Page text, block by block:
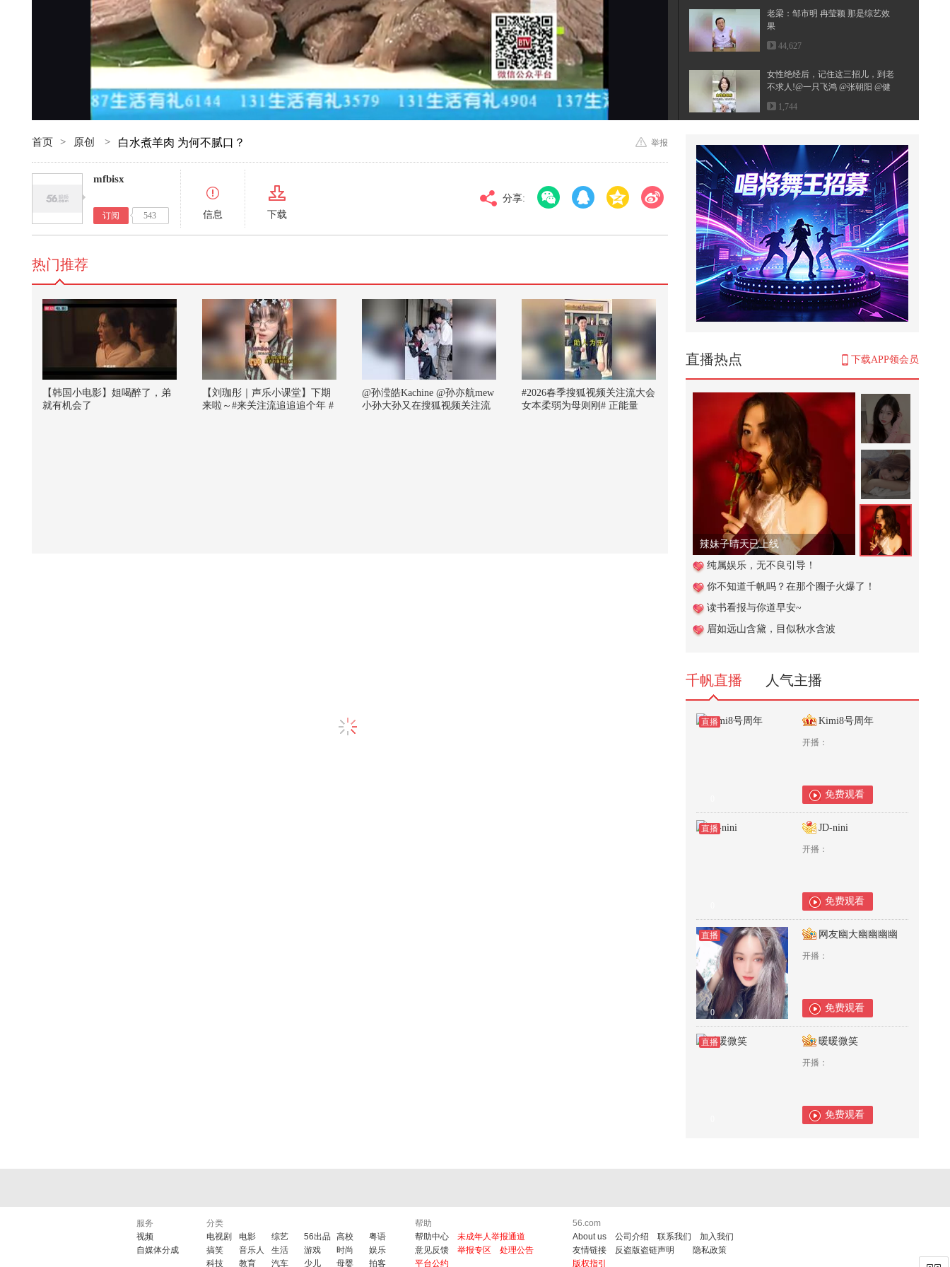
高清 倍速
对比度 100
老梁：邹市明 冉莹颖 那是综艺效
果
44,627
女性绝经后，记住这三招儿，到老
不求人!@一只飞鸿 @张朝阳 @健
康狐...
1,744
2026关注流舞蹈大赛 @张朝阳 @
阿...
61.3万
这个视频也太好看了吧。#二次元 #
原创动画 #游戏 #搞笑游戏 #AI
467
有些话，我想对你说...
1,141
当你是校园文主角【不吃压力】@
万万没想到
21,122
八成脑梗本可以预防！别让血管问
题拖垮后半生！#全民健康素养提
升 ...
1,422
突遇到洪水时如何做才能保持自己
的人生安全
157
孩子吃荔枝会进ICU？@关凌 @付
科周...
10,243
总感觉哪里不对劲呢 # 搞笑视频
首页 > 原创 > 白水煮羊肉 为何不腻口？ 举报
mfbisx
订阅 543 信息 下载
分享:
直播热点 下载APP领会员
辣妹子晴天已上线
纯属娱乐，无不良引导！
你不知道千帆吗？在那个圈子火爆了！
读书看报与你道早安~
眉如远山含黛，目似秋水含波
千帆直播 人气主播
直播 Kimi8号周年
开播：
免费观看
直播 JD-nini
开播：
免费观看
直播
0
网友幽大幽幽幽幽
开播：
免费观看
直播 暖暖微笑
开播：
免费观看
热门推荐
【韩国小电影】姐喝醉了，弟
就有机会了
【刘珈彤｜声乐小课堂】下期
来啦～#来关注流追追追个年 #
@孙滢皓Kachine @孙亦航mew
小孙大孙又在搜狐视频关注流
#2026春季搜狐视频关注流大会
女本柔弱为母则刚# 正能量
服务
视频
自媒体分成
分类
电视剧
电影 综艺 56出品 高校
粤语
搞笑
音乐人 生活 游戏 时尚
娱乐
科技
教育 汽车 少儿 母婴 拍客
帮助
帮助中心
未成年人举报通道
意见反馈
举报专区
处理公告
平台公约
56.com
About us
公司介绍 联系我们
加入我们
友情链接
反盗版盗链声明
隐私政策
版权指引